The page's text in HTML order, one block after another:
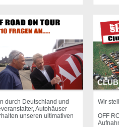
durch Deutschland und
Autohäuser
unseren ultimativen
Wir
OFF